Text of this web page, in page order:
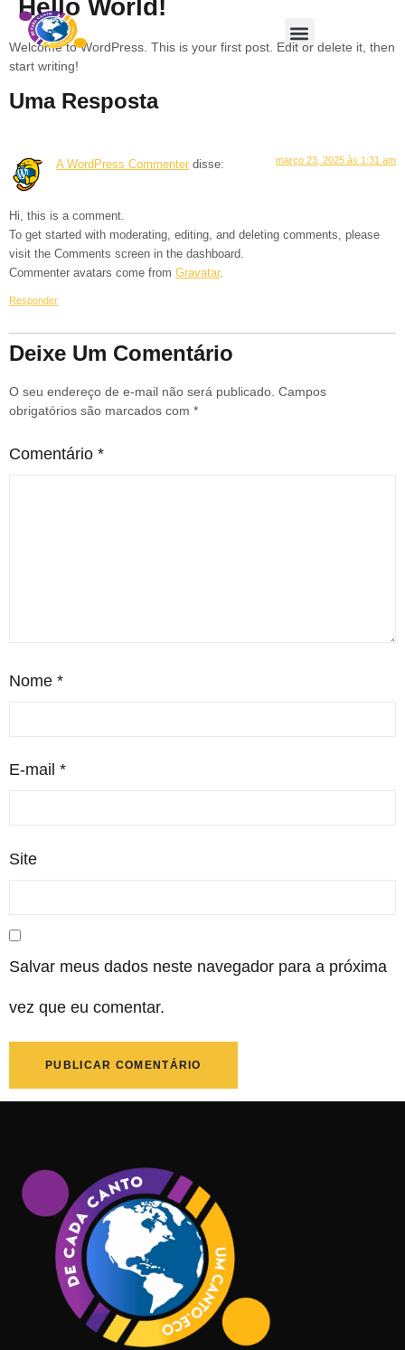
Hello World!
Welcome to WordPress. This is your first post. Edit or delete it, then
start writing!
Uma Resposta
A WordPress Commenter disse: março 23, 2025 às 1:31 am
Hi, this is a comment.
To get started with moderating, editing, and deleting comments, please
visit the Comments screen in the dashboard.
Commenter avatars come from Gravatar.
Responder
Deixe Um Comentário
O seu endereço de e-mail não será publicado. Campos
obrigatórios são marcados com *
Comentário *
Nome *
E-mail *
Site
Salvar meus dados neste navegador para a próxima
vez que eu comentar.